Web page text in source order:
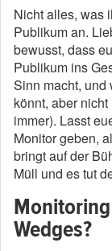
Nicht alles, was
Publikum an.
bewusst, dass
Publikum ins
Sinn macht, und
könnt, aber
immer). Lasst
Monitor geben,
bringt auf der
Müll und es tut
Wedges?